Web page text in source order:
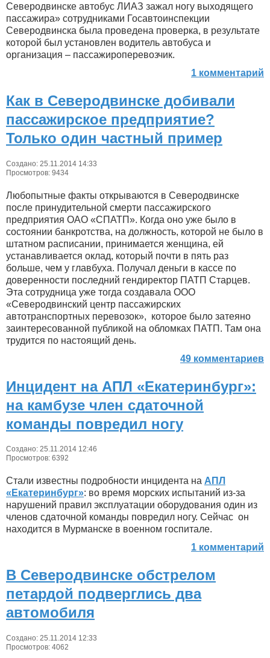
Северодвинске автобус ЛИАЗ зажал ногу выходящего
пассажира» сотрудниками Госавтоинспекции
Северодвинска была проведена проверка, в результате
которой был установлен водитель автобуса и
организация – пассажироперевозчик.
1 комментарий
Как в Северодвинске добивали
пассажирское предприятие?
Только один частный пример
Создано: 25.11.2014 14:33
Просмотров: 9434
Любопытные факты открываются в Северодвинске
после принудительной смерти пассажирского
предприятия ОАО «СПАТП». Когда оно уже было в
состоянии банкротства, на должность, которой не было в
штатном расписании, принимается женщина, ей
устанавливается оклад, который почти в пять раз
больше, чем у главбуха. Получал деньги в кассе по
доверенности последний гендиректор ПАТП Старцев.
Эта сотрудница уже тогда создавала ООО
«Северодвинский центр пассажирских
автотранспортных перевозок», которое было затеяно
заинтересованной публикой на обломках ПАТП. Там она
трудится по настоящий день.
49 комментариев
Инцидент на АПЛ «Екатеринбург»:
на камбузе член сдаточной
команды повредил ногу
Создано: 25.11.2014 12:46
Просмотров: 6392
Стали известны подробности инцидента на АПЛ
«Екатеринбург»: во время морских испытаний из-за
нарушений правил эксплуатации оборудования один из
членов сдаточной команды повредил ногу. Сейчас он
находится в Мурманске в военном госпитале.
1 комментарий
В Северодвинске обстрелом
петардой подверглись два
автомобиля
Создано: 25.11.2014 12:33
Просмотров: 4062